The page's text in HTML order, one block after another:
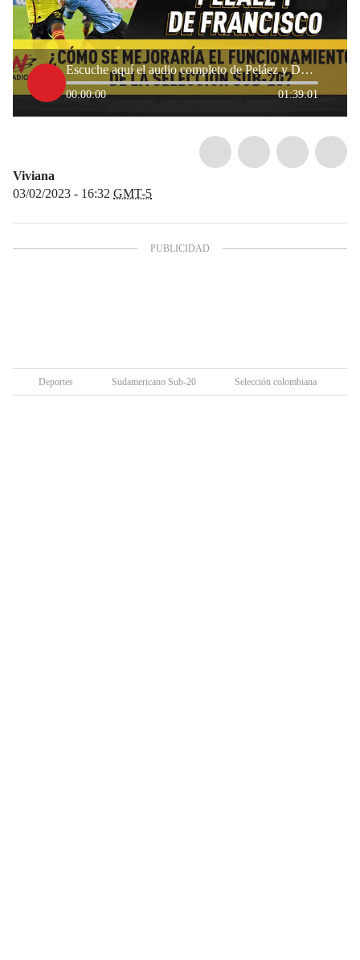
Escuche aquí el audio completo de Peláez y De Francisco de este 3 de febrero
00:00:00 01:39:01
Viviana
03/02/2023 - 16:32 GMT-5
Deportes Sudamericano Sub-20 Selección colombiana